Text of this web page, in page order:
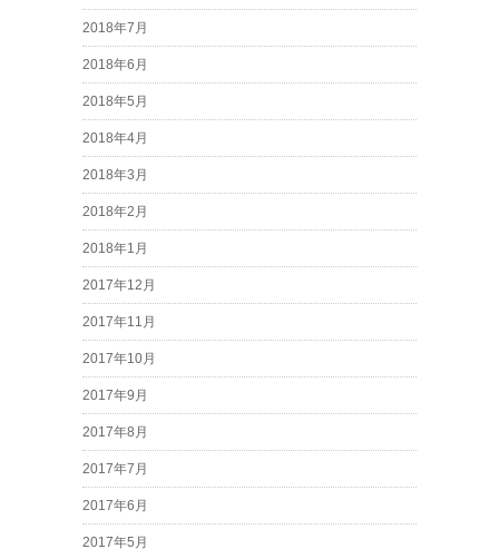
2018年7月
2018年6月
2018年5月
2018年4月
2018年3月
2018年2月
2018年1月
2017年12月
2017年11月
2017年10月
2017年9月
2017年8月
2017年7月
2017年6月
2017年5月